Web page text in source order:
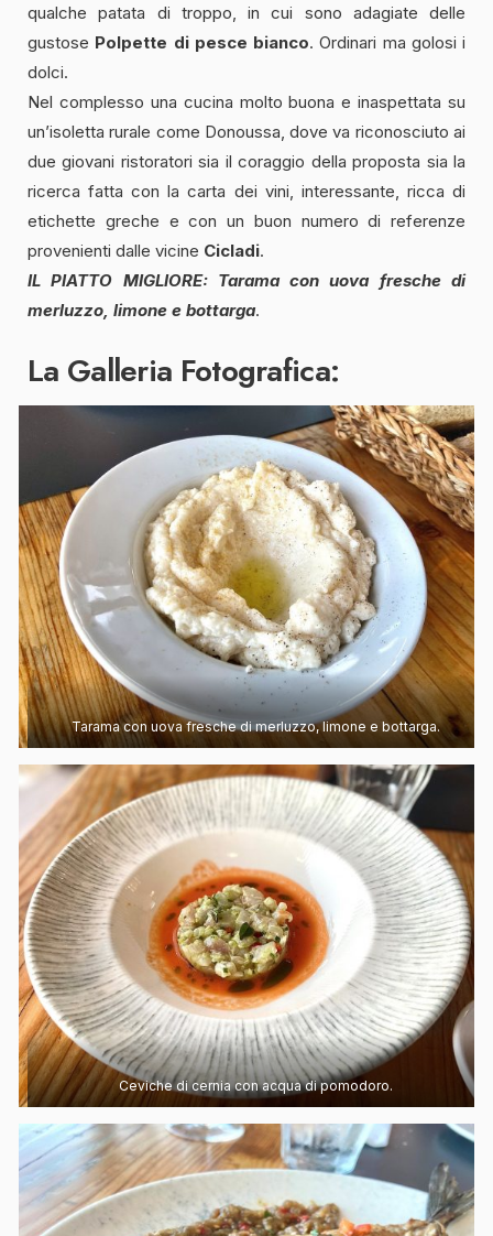
qualche patata di troppo, in cui sono adagiate delle
gustose Polpette di pesce bianco. Ordinari ma golosi i
dolci.
Nel complesso una cucina molto buona e inaspettata su
un’isoletta rurale come Donoussa, dove va riconosciuto ai
due giovani ristoratori sia il coraggio della proposta sia la
ricerca fatta con la carta dei vini, interessante, ricca di
etichette greche e con un buon numero di referenze
provenienti dalle vicine Cicladi.
IL PIATTO MIGLIORE: Tarama con uova fresche di
merluzzo, limone e bottarga.
La Galleria Fotografica:
Tarama con uova fresche di merluzzo, limone e bottarga.
Ceviche di cernia con acqua di pomodoro.